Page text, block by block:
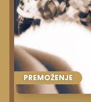
PREMOŽENJE